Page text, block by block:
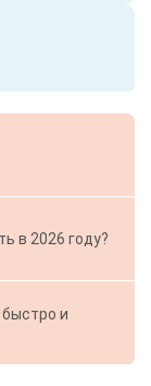
в 2026 году?
и